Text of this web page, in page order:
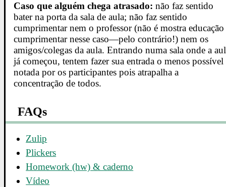
Caso que alguém chega atrasado: não faz sentido
bater na porta da sala de aula; não faz sentido
cumprimentar nem o professor (não é mostra educação
cumprimentar nesse caso—pelo contrário!) nem os
amigos/colegas da aula. Entrando numa sala onde a
já começou, tentem fazer sua entrada o menos possível
notada por os participantes pois atrapalha a
concentração de todos.
FAQs
Zulip
Plickers
Homework (hw) & caderno
Vídeo